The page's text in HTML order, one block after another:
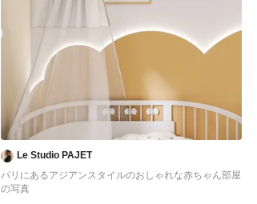
Le Studio PAJET
パリにあるアジアンスタイルのおしゃれな赤ちゃん部屋
の写真